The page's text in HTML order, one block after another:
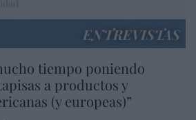
ENTREVISTAS
tiempo poniendo
a productos y
(y europeas)”